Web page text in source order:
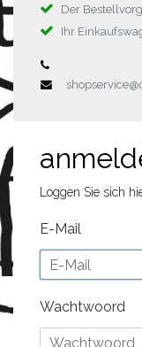
Der
Ihr
Loggen Sie sich
E-Mail
Wachtwoord